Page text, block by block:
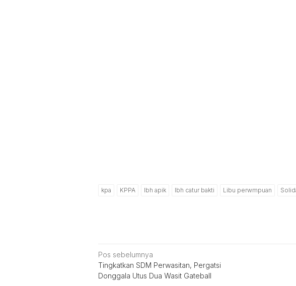
kpa KPPA lbh apik lbh catur bakti Libu perwmpuan
Navigasi
pos
Pos sebelumnya
Tingkatkan SDM Perwasitan, Pergatsi
Donggala Utus Dua Wasit Gateball